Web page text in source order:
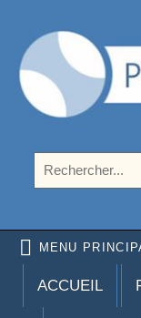
Photoshoplus
MENU
ACCUEIL